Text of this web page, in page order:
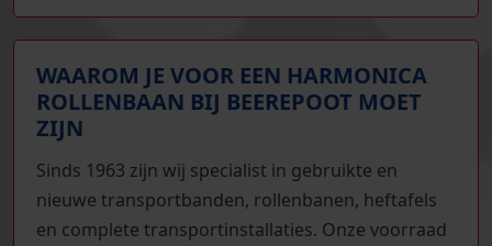
WAAROM JE VOOR EEN HARMONICA
ROLLENBAAN BIJ BEEREPOOT MOET
ZIJN
Sinds 1963 zijn wij specialist in gebruikte en
nieuwe transportbanden, rollenbanen, heftafels
en complete transportinstallaties. Onze voorraad